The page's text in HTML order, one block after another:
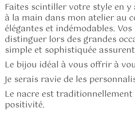
Faites scintiller votre style en y
à la main dans mon atelier au
élégantes et indémodables.
distinguer lors des grandes
simple et sophistiquée
Le bijou idéal à vous offrir à
Je serais ravie de les
Le nacre est
positivité.